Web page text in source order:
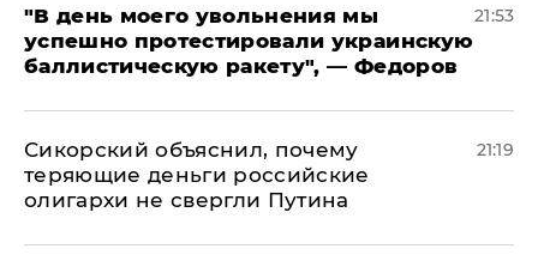
​"В день моего увольнения мы
успешно протестировали украинскую
баллистическую ракету", — Федоров
21:53
Сикорский объяснил, почему
теряющие деньги российские
олигархи не свергли Путина
21:19